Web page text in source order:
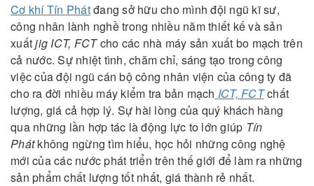
Cơ khí Tín Phátđang sở hữu cho mình đội ngũ kĩ sư,
công nhân lành nghề trong nhiều năm thiết kế và sản
xuấtjig ICT, FCTcho các nhà máy sản xuất bo mạch trên
cả nước. Sự nhiệt tình, chăm chỉ, sáng tạo trong công
việc của đội ngũ cán bộ công nhân viện của công ty đã
cho ra đời nhiều máy kiểm tra bản mạch ICT, FCTchất
lượng, giá cả hợp lý. Sự hài lòng của quý khách hàng
qua những lần hợp tác là động lực to lớn giúp Tín
Phátkhông ngừng tìm hiểu, học hỏi những công nghệ
mới của các nước phát triển trên thế giới để làm ra những
sản phẩm chất lượng tốt nhất, giá thành rẻ nhất.